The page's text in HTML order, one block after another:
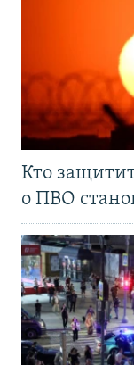
Кто
о ПВО